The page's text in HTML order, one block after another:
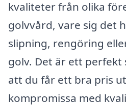
kvaliteter från olika
golvvård, vare sig det
slipning, rengöring
golv. Det är ett perfekt
att du får ett bra pris
kompromissa med